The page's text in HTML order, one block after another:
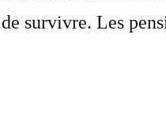
survivre. Les